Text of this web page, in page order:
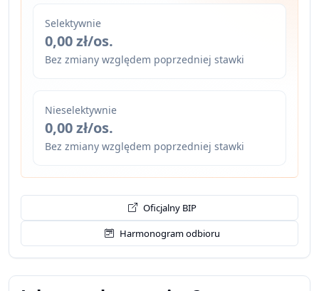
Selektywnie
0,00 zł/os.
Bez zmiany względem poprzedniej stawki
Nieselektywnie
0,00 zł/os.
Bez zmiany względem poprzedniej stawki
Oficjalny BIP
Harmonogram odbioru